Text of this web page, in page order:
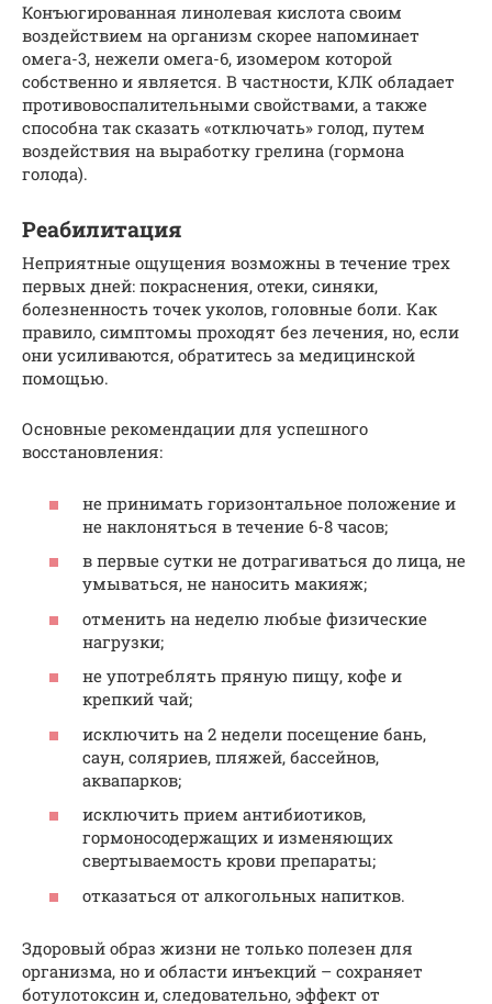
Конъюгированная линолевая кислота своим
воздействием на организм скорее напоминает
омега-3, нежели омега-6, изомером которой
собственно и является. В частности, КЛК обладает
противовоспалительными свойствами, а также
способна так сказать «отключать» голод, путем
воздействия на выработку грелина (гормона
голода).
Реабилитация
Неприятные ощущения возможны в течение трех
первых дней: покраснения, отеки, синяки,
болезненность точек уколов, головные боли. Как
правило, симптомы проходят без лечения, но, если
они усиливаются, обратитесь за медицинской
помощью.
Основные рекомендации для успешного
восстановления:
не принимать горизонтальное положение и
не наклоняться в течение 6-8 часов;
в первые сутки не дотрагиваться до лица, не
умываться, не наносить макияж;
отменить на неделю любые физические
нагрузки;
не употреблять пряную пищу, кофе и
крепкий чай;
исключить на 2 недели посещение бань,
саун, соляриев, пляжей, бассейнов,
аквапарков;
исключить прием антибиотиков,
гормоносодержащих и изменяющих
свертываемость крови препараты;
отказаться от алкогольных напитков.
Здоровый образ жизни не только полезен для
организма, но и области инъекций – сохраняет
ботулотоксин и, следовательно, эффект от